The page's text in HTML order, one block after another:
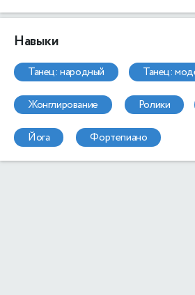
Навыки
танец: народный танец:
жонглирование ролики
йога фортепиано